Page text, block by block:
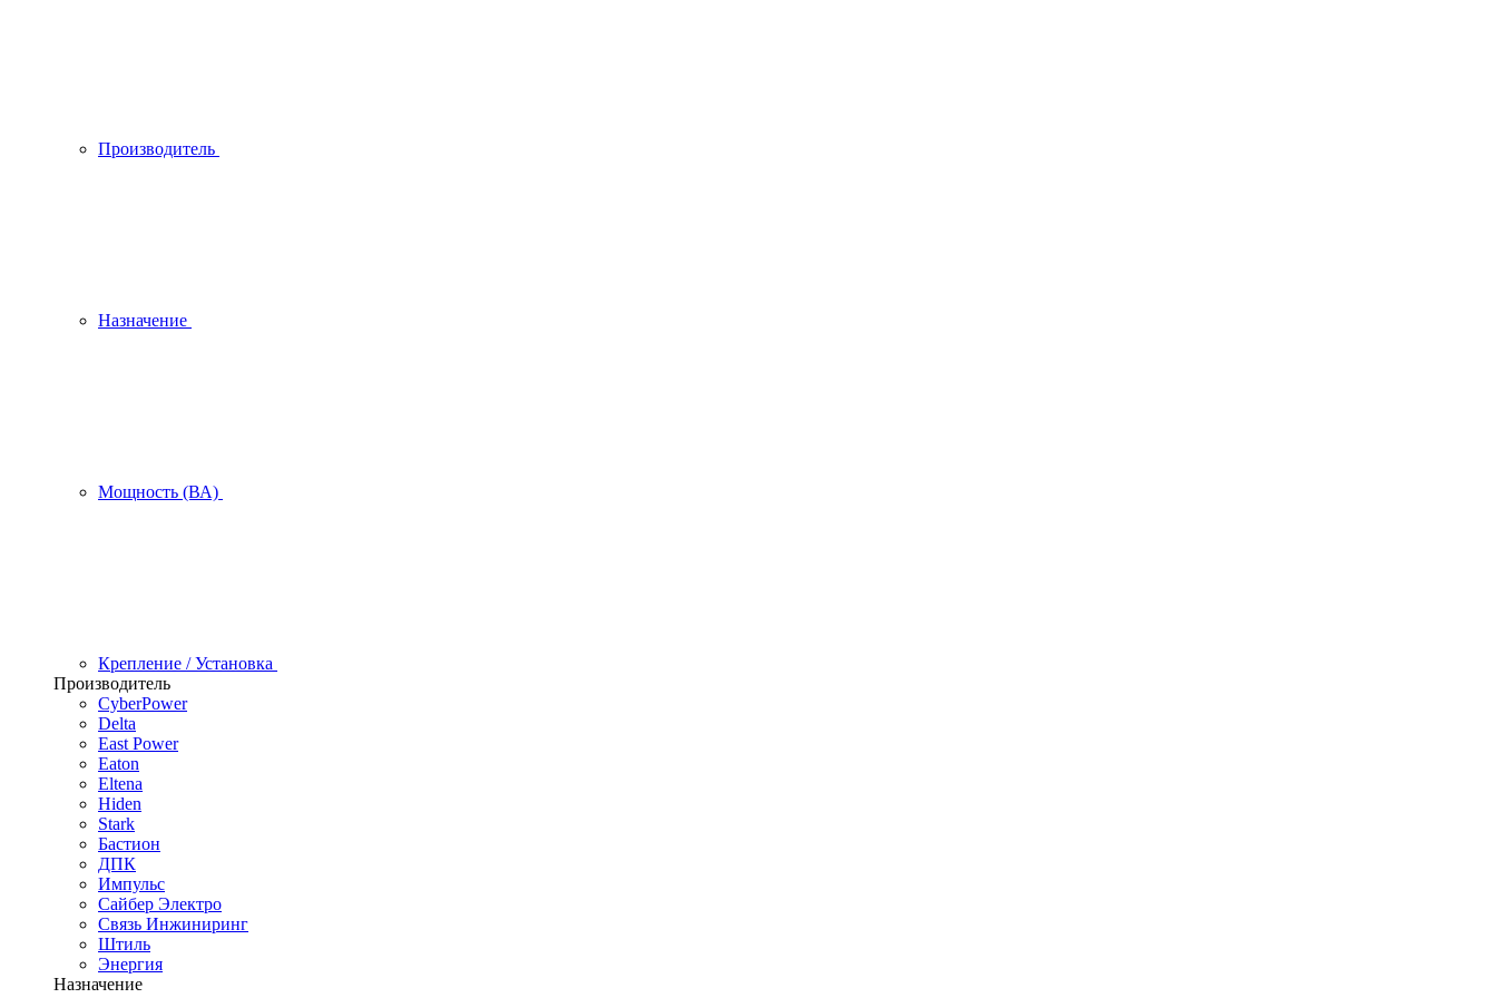
Производитель
Назначение
Мощность (ВА)
Крепление / Установка
Производитель
CyberPower
Delta
East Power
Eaton
Eltena
Hiden
Stark
Бастион
ДПК
Импульс
Сайбер Электро
Связь Инжиниринг
Штиль
Энергия
Назначение